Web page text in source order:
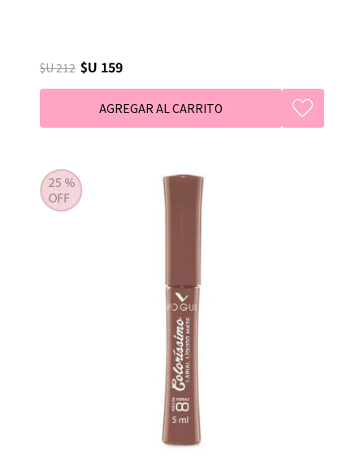
$U 212 $U 159